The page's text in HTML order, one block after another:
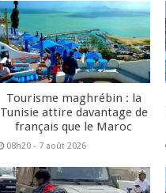
Tourisme maghrébin : la
Tunisie attire davantage de
français que le Maroc
08h20 - 7 août 2026